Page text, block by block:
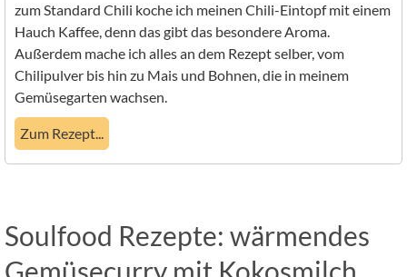
zum Standard Chili koche ich meinen Chili-Eintopf mit einem
Hauch Kaffee, denn das gibt das besondere Aroma.
Außerdem mache ich alles an dem Rezept selber, vom
Chilipulver bis hin zu Mais und Bohnen, die in meinem
Gemüsegarten wachsen.
Zum Rezept...
Soulfood Rezepte: wärmendes